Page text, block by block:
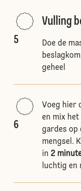
5
Vulling
Doe de
geheel
6
Voeg hier
en mix het
gardes op
mengsel.
in 2
luchtig en